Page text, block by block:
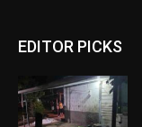
EDITOR PICKS